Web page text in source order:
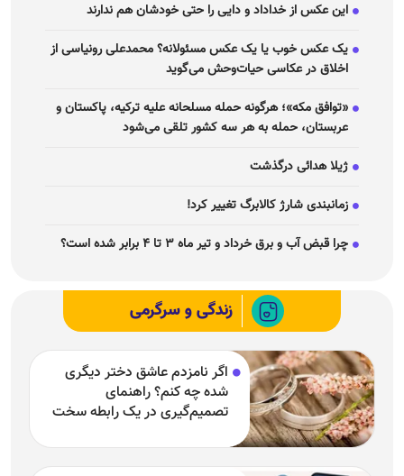
این عکس از خداداد و دایی را حتی خودشان هم ندارند
یک عکس خوب یا یک عکس مسئولانه؟ محمدعلی رونیاسی از
اخلاق در عکاسی حیات‌وحش می‌گوید
«توافق مکه»؛ هرگونه حمله مسلحانه علیه ترکیه، پاکستان و
عربستان، حمله به هر سه کشور تلقی می‌شود
ژیلا هدائی درگذشت
زمانبندی شارژ کالابرگ تغییر کرد!
چرا قبض آب و برق خرداد و تیر ماه ۳ تا ۴ برابر شده است؟
زندگی و سرگرمی
اگر نامزدم عاشق دختر دیگری
شده چه کنم؟ راهنمای
تصمیم‌گیری در یک رابطه سخت